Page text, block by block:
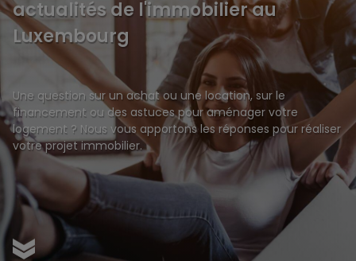
actualités de l'immobilier au
Luxembourg
Une question sur un achat ou une location, sur le
financement ou des astuces pour aménager votre
logement ? Nous vous apportons les réponses pour réaliser
votre projet immobilier.